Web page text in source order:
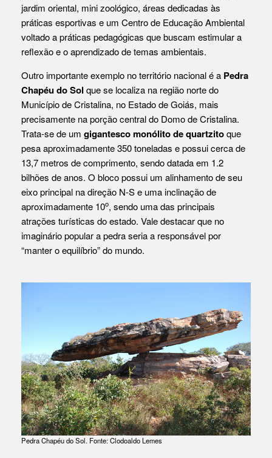
jardim oriental, mini zoológico, áreas dedicadas às
práticas esportivas e um Centro de Educação Ambiental
voltado a práticas pedagógicas que buscam estimular a
reflexão e o aprendizado de temas ambientais.
Outro importante exemplo no território nacional é a Pedra
Chapéu do Sol que se localiza na região norte do
Município de Cristalina, no Estado de Goiás, mais
precisamente na porção central do Domo de Cristalina.
Trata-se de um gigantesco monólito de quartzitoque
pesa aproximadamente 350 toneladas e possui cerca de
13,7 metros de comprimento, sendo datada em 1.2
bilhões de anos. O bloco possui um alinhamento de seu
eixo principal na direção N-S e uma inclinação de
aproximadamente 10o, sendo uma das principais
atrações turísticas do estado. Vale destacar que no
imaginário popular a pedra seria a responsável por
“manter o equilíbrio” do mundo.
Pedra Chapéu do Sol. Fonte: Clodoaldo Lemes